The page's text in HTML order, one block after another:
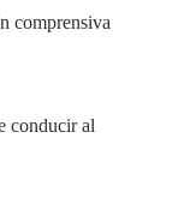
comprensiva
conducir al